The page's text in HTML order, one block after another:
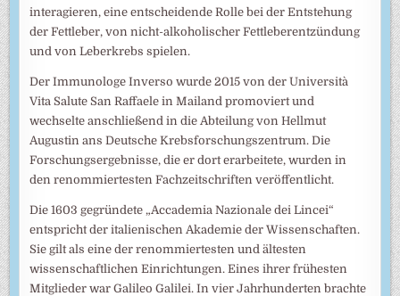
interagieren, eine entscheidende Rolle bei der Entstehung
der Fettleber, von nicht-alkoholischer Fettleberentzündung
und von Leberkrebs spielen.
Der Immunologe Inverso wurde 2015 von der Università
Vita Salute San Raffaele in Mailand promoviert und
wechselte anschließend in die Abteilung von Hellmut
Augustin ans Deutsche Krebsforschungszentrum. Die
Forschungsergebnisse, die er dort erarbeitete, wurden in
den renommiertesten Fachzeitschriften veröffentlicht.
Die 1603 gegründete „Accademia Nazionale dei Lincei“
entspricht der italienischen Akademie der Wissenschaften.
Sie gilt als eine der renommiertesten und ältesten
wissenschaftlichen Einrichtungen. Eines ihrer frühesten
Mitglieder war Galileo Galilei. In vier Jahrhunderten brachte